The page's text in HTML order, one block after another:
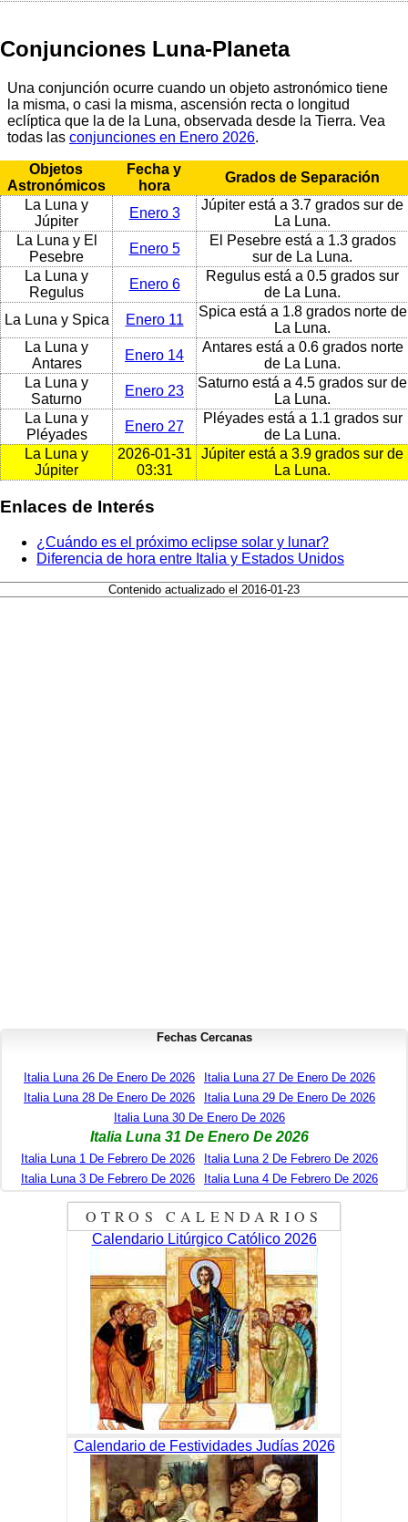
Conjunciones Luna-Planeta
Una conjunción ocurre cuando un objeto astronómico tiene
la misma, o casi la misma, ascensión recta o longitud
eclíptica que la de la Luna, observada desde la Tierra. Vea
todas las conjunciones en Enero 2026.
Objetos
Astronómicos
Fecha y
hora
Grados de Separación
La Luna y
Júpiter
Enero 3
Júpiter está a 3.7 grados sur de
La Luna.
La Luna y El
Pesebre
Enero 5
El Pesebre está a 1.3 grados
sur de La Luna.
La Luna y
Regulus
Enero 6
Regulus está a 0.5 grados sur
de La Luna.
La Luna y Spica
Enero 11
Spica está a 1.8 grados norte de
La Luna.
La Luna y
Antares
Enero 14
Antares está a 0.6 grados norte
de La Luna.
La Luna y
Saturno
Enero 23
Saturno está a 4.5 grados sur de
La Luna.
La Luna y
Pléyades
Enero 27
Pléyades está a 1.1 grados sur
de La Luna.
La Luna y
Júpiter
2026-01-31
03:31
Júpiter está a 3.9 grados sur de
La Luna.
Enlaces de Interés
¿Cuándo es el próximo eclipse solar y lunar?
Diferencia de hora entre Italia y Estados Unidos
Contenido actualizado el 2016-01-23
Fechas Cercanas
Italia Luna 26 De Enero De 2026
Italia Luna 27 De Enero De 2026
Italia Luna 28 De Enero De 2026
Italia Luna 29 De Enero De 2026
Italia Luna 30 De Enero De 2026
Italia Luna 31 De Enero De 2026
Italia Luna 1 De Febrero De 2026
Italia Luna 2 De Febrero De 2026
Italia Luna 3 De Febrero De 2026
Italia Luna 4 De Febrero De 2026
OTROS CALENDARIOS
Calendario Litúrgico Católico 2026
Calendario de Festividades Judías 2026